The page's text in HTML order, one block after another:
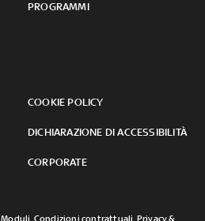
PROGRAMMI
COOKIE POLICY
DICHIARAZIONE DI ACCESSIBILITÀ
CORPORATE